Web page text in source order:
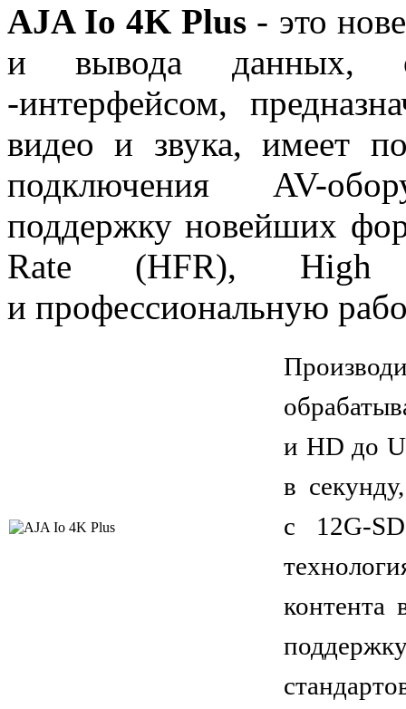
AJA Io 4K Plus - это
и вывода данных,
-интерфейсом,
видео и звука, имеет
подключения AV-
поддержку новейших
Rate (HFR), High
и профессиональную
и HD до
в
с 12G-
контента